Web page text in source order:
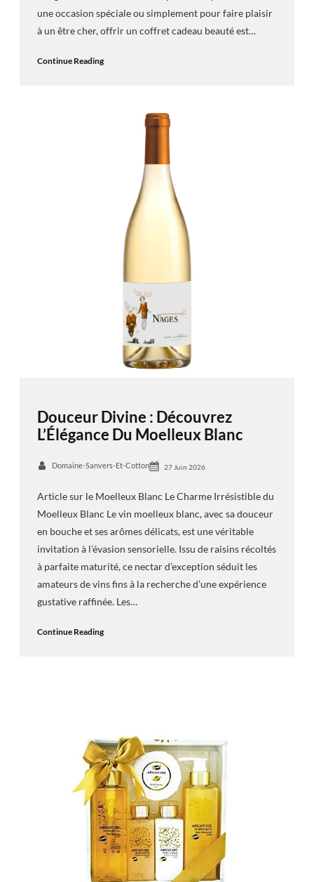
une occasion spéciale ou simplement pour faire plaisir
à un être cher, offrir un coffret cadeau beauté est…
Continue Reading
Douceur Divine : Découvrez
L’Élégance Du Moelleux Blanc
Domaine-Sanvers-Et-Cotton 27 Juin 2026
Article sur le Moelleux Blanc Le Charme Irrésistible du
Moelleux Blanc Le vin moelleux blanc, avec sa douceur
en bouche et ses arômes délicats, est une véritable
invitation à l’évasion sensorielle. Issu de raisins récoltés
à parfaite maturité, ce nectar d’exception séduit les
amateurs de vins fins à la recherche d’une expérience
gustative raffinée. Les…
Continue Reading